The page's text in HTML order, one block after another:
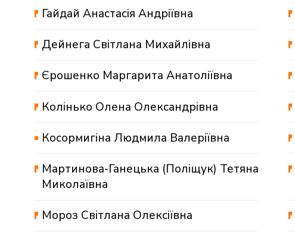
Гайдай Анастасія Андріївна
Дейнега Світлана Михайлівна
Єрошенко Маргарита Анатоліївна
Колінько Олена Олександрівна
Косормигіна Людмила Валеріївна
Мартинова-Ганецька (Поліщук) Тетяна
Миколаївна
Мороз Світлана Олексіївна